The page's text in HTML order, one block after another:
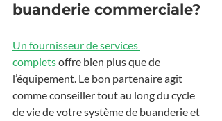
buanderie commerciale?
Un fournisseur de services
complets offre bien plus que de
l’équipement. Le bon partenaire agit
comme conseiller tout au long du cycle
de vie de votre système de buanderie et